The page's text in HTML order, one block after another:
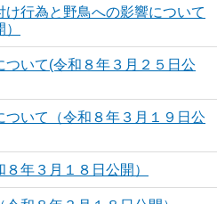
行為と野鳥への影響について
ついて(令和８年３月２５日公
ついて（令和８年３月１９日公
年３月１８日公開）